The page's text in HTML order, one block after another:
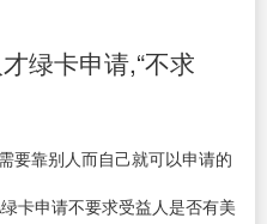
绿卡申请,“不求
要靠别人而自己就可以申请的
卡申请不要求受益人是否有美